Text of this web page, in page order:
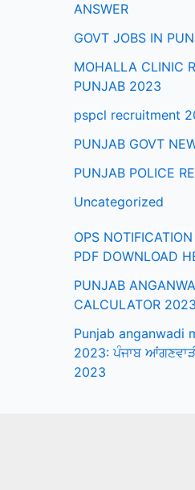
ANSWER
GOVT JOBS IN
MOHALLA CLINIC
PUNJAB 2023
pspcl recruitment
PUNJAB GOVT
PUNJAB POLICE
Uncategorized
OPS
PDF DOWNLOAD
PUNJAB
CALCULATOR 2023
Punjab anganwadi
2023: ਪੰਜਾਬ
2023